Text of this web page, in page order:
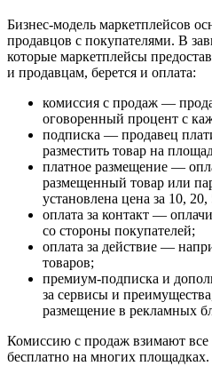
Бизнес-модель маркетплейсов
продавцов с покупателями. В
которые маркетплейсы
и продавцам, берется и оплата:
комиссия с продаж —
оговоренный процент с
подписка — продавец
разместить товар на
платное размещение —
размещенный товар или
установлена цена за 10, 20,
оплата за контакт —
со стороны покупателей;
оплата за действие —
товаров;
премиум-подписка и
за сервисы и
размещение в рекламных
Комиссию с продаж взимают
бесплатно на многих площадках.